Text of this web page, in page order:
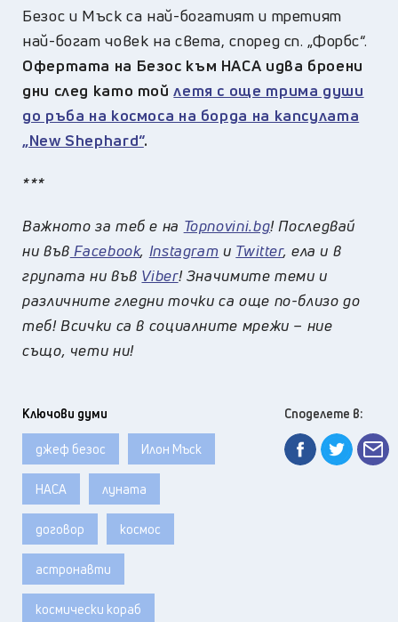
Безос и Мъск са най-богатият и третият
най-богат човек на света, според сп. „Форбс“.
Офертата на Безос към НАСА идва броени
дни след като тойлетя с още трима души
до ръба на космоса на борда на капсулата
„New Shephard“.
***
Важното за теб е на Topnovini.bg! Последвай
ни във Facebook, Instagram и Twitter, ела и в
групата ни във Viber! Значимите теми и
различните гледни точки са още по-близо до
теб! Всички са в социалните мрежи – ние
също, чети ни!
Ключови думи
джеф безос Илон Мъск
НАСА луната
договор космос
астронавти
космически кораб
Споделете в: